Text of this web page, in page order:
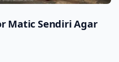
Matic Sendiri Agar